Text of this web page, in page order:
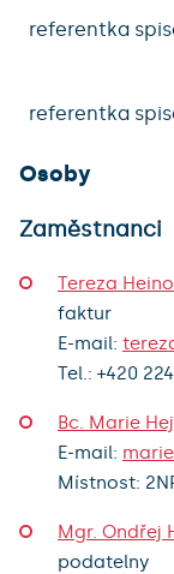
referentka
referentka
Osoby
Zaměstnanci
Tereza
faktur
E-mail:
Tel.: +420
Bc. Marie
E-mail:
Místnost:
Mgr. Ondřej
podatelny